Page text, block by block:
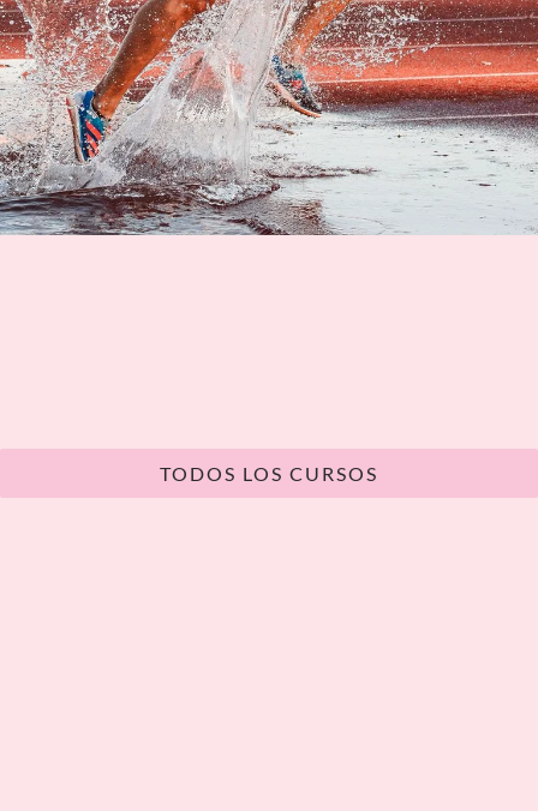
TODOS LOS CURSOS